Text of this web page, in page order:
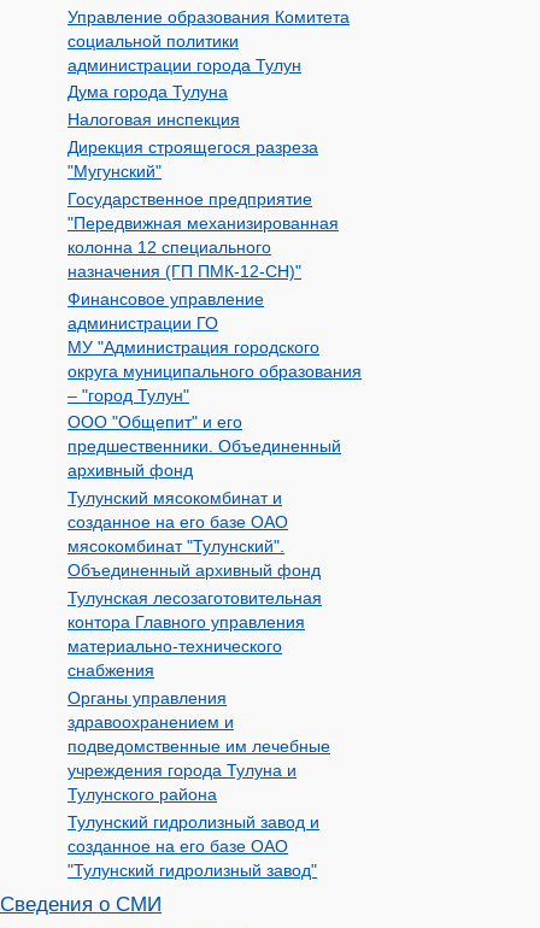
Управление образования Комитета
социальной политики
администрации города Тулун
Дума города Тулуна
Налоговая инспекция
Дирекция строящегося разреза
"Мугунский"
Государственное предприятие
"Передвижная механизированная
колонна 12 специального
назначения (ГП ПМК-12-СН)"
Финансовое управление
администрации ГО
МУ "Администрация городского
округа муниципального образования
– "город Тулун"
ООО "Общепит" и его
предшественники. Объединенный
архивный фонд
Тулунский мясокомбинат и
созданное на его базе ОАО
мясокомбинат "Тулунский".
Объединенный архивный фонд
Тулунская лесозаготовительная
контора Главного управления
материально-технического
снабжения
Органы управления
здравоохранением и
подведомственные им лечебные
учреждения города Тулуна и
Тулунского района
Тулунский гидролизный завод и
созданное на его базе ОАО
"Тулунский гидролизный завод"
Сведения о СМИ